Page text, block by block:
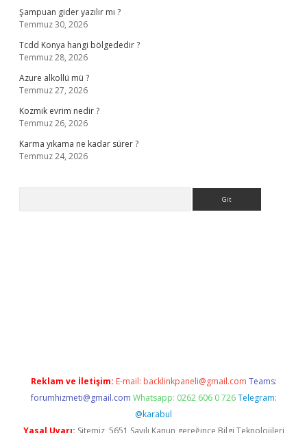
Şampuan gider yazılır mı ?
Temmuz 30, 2026
Tcdd Konya hangi bölgededir ?
Temmuz 28, 2026
Azure alkollü mü ?
Temmuz 27, 2026
Kozmik evrim nedir ?
Temmuz 26, 2026
Karma yıkama ne kadar sürer ?
Temmuz 24, 2026
Reklam ve İletişim: E-mail: backlinkpaneli@gmail.com Teams:
forumhizmeti@gmail.com Whatsapp: 0262 606 0 726 Telegram:
@karabul
Yasal Uyarı: Sitemiz, 5651 Sayılı Kanun gereğince Bilgi Teknolojileri